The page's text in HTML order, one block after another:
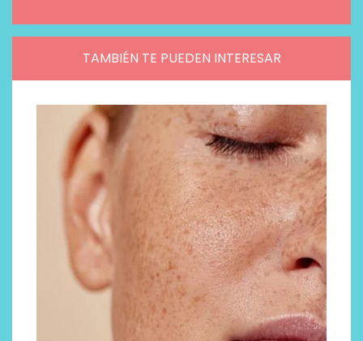
TAMBIÉN TE PUEDEN INTERESAR